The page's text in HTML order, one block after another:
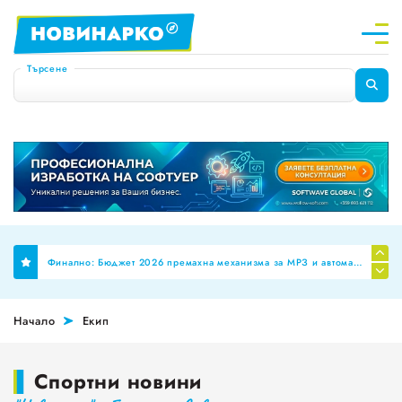
Търсене
Планиране на професионални паралелки за Шумен и Добрич
За пореден месец намалява броят на обявите за работа
Начало Екип
Спортни новини